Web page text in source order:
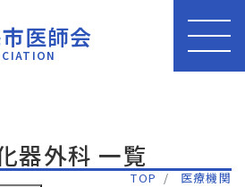
医師会
器外科 一覧
TOP 医療機関